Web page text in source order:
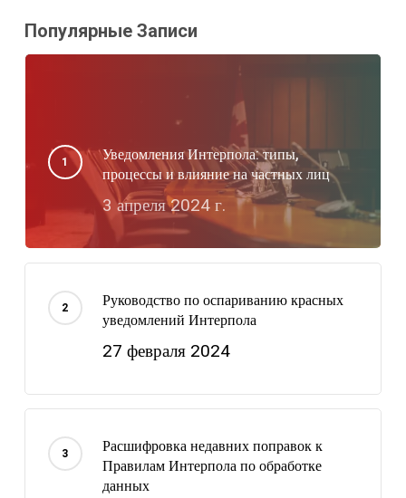
Популярные Записи
Уведомления Интерпола: типы,
процессы и влияние на частных лиц
3 апреля 2024 г.
Руководство по оспариванию красных
уведомлений Интерпола
27 февраля 2024
Расшифровка недавних поправок к
Правилам Интерпола по обработке
данных